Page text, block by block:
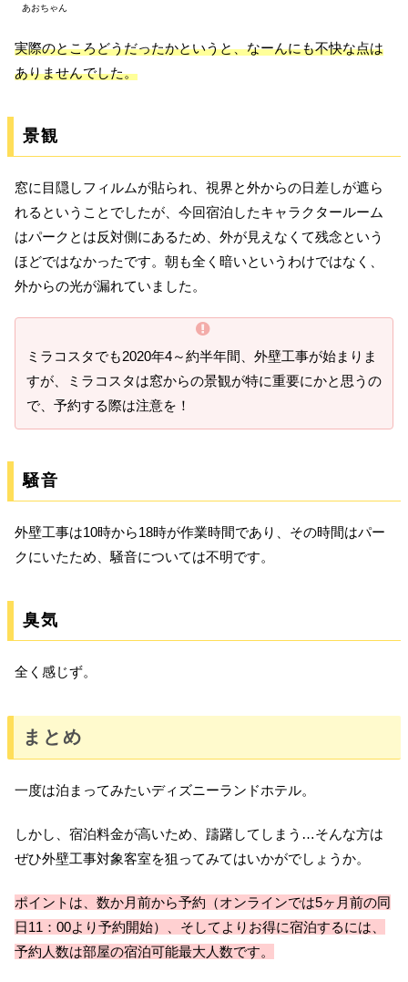
あおちゃん
実際のところどうだったかというと、なーんにも不快な点は
ありませんでした。
景観
窓に目隠しフィルムが貼られ、視界と外からの日差しが遮ら
れるということでしたが、今回宿泊したキャラクタールーム
はパークとは反対側にあるため、外が見えなくて残念という
ほどではなかったです。朝も全く暗いというわけではなく、
外からの光が漏れていました。
ミラコスタでも2020年4～約半年間、外壁工事が始まりま
すが、ミラコスタは窓からの景観が特に重要にかと思うの
で、予約する際は注意を！
騒音
外壁工事は10時から18時が作業時間であり、その時間はパー
クにいたため、騒音については不明です。
臭気
全く感じず。
まとめ
一度は泊まってみたいディズニーランドホテル。
しかし、宿泊料金が高いため、躊躇してしまう…そんな方は
ぜひ外壁工事対象客室を狙ってみてはいかがでしょうか。
ポイントは、数か月前から予約（オンラインでは5ヶ月前の同
日11：00より予約開始）、そしてよりお得に宿泊するには、
予約人数は部屋の宿泊可能最大人数です。